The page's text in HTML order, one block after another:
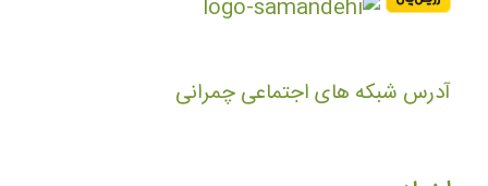
آدرس شبکه های اجتماعی چمرانی